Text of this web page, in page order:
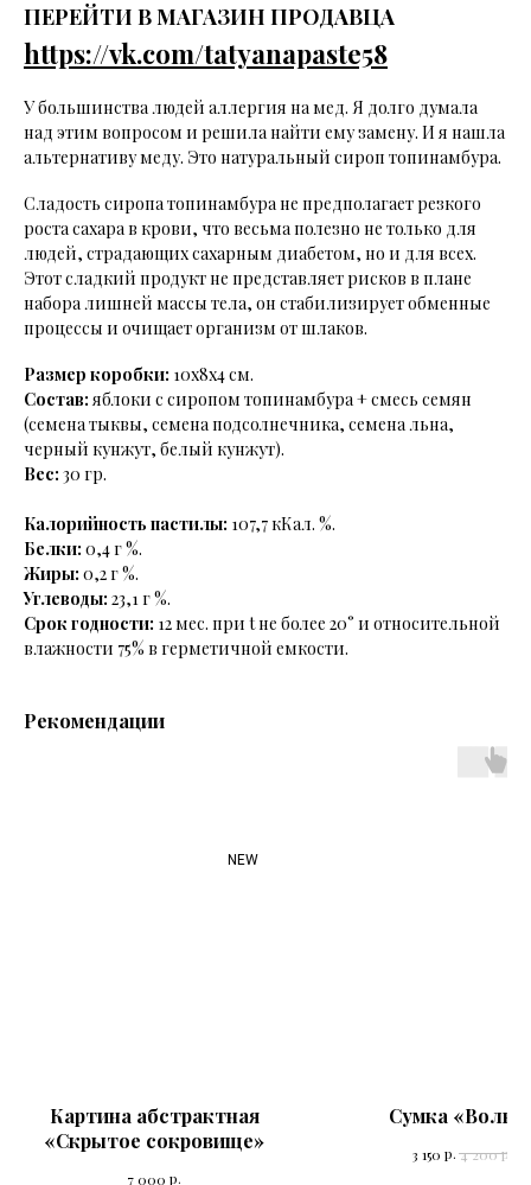
ПЕРЕЙТИ В МАГАЗИН ПРОДАВЦА
https://vk.com/tatyanapaste58
У большинства людей аллергия на мед. Я долго думала
над этим вопросом и решила найти ему замену. И я нашла
альтернативу меду. Это натуральный сироп топинамбура.
Сладость сиропа топинамбура не предполагает резкого
роста сахара в крови, что весьма полезно не только для
людей, страдающих сахарным диабетом, но и для всех.
Этот сладкий продукт не представляет рисков в плане
набора лишней массы тела, он стабилизирует обменные
процессы и очищает организм от шлаков.
Размер коробки: 10х8х4 см.
Состав:яблоки с сиропом топинамбура + смесь семян
(семена тыквы, семена подсолнечника, семена льна,
черный кунжут, белый кунжут).
Вес: 30 гр.
Калорийность пастилы: 107,7 кКал. %.
Белки: 0,4 г %.
Жиры: 0,2 г %.
Углеводы: 23,1 г %.
Срок годности: 12 мес. при t не более 20° и относительной
влажности 75% в герметичной емкости.
Рекомендации
NEW
Картина абстрактная
«Скрытое сокровище»
7 000 р.
Сумка
3 150 р. 4 200р.